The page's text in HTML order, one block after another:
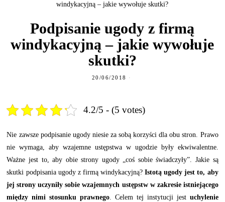
windykacyjną – jakie wywołuje skutki?
Podpisanie ugody z firmą
windykacyjną – jakie wywołuje
skutki?
20/06/2018
4.2/5 - (5 votes)
Nie zawsze podpisanie ugody niesie za sobą korzyści dla obu stron. Prawo
nie wymaga, aby wzajemne ustępstwa w ugodzie były ekwiwalentne.
Ważne jest to, aby obie strony ugody „coś sobie świadczyły”. Jakie są
skutki podpisania ugody z firmą windykacyjną?Istotą ugody jest to, aby
jej strony uczyniły sobie wzajemnych ustępstw w zakresie istniejącego
między nimi stosunku prawnego. Celem tej instytucji jest uchylenie